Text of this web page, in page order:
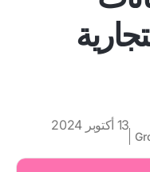
13 أكتوبر 2024